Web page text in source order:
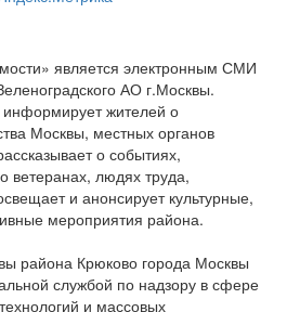
является электронным СМИ
АО г.Москвы.
жителей о
Москвы, местных органов
о событиях,
ветеранах, людях труда,
и анонсирует культурные,
мероприятия района.
района Крюково города Москвы
службой по надзору в сфере
и массовых